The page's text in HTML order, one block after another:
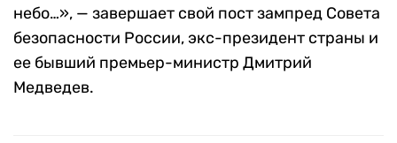
небо…», — завершает свой пост зампред Совета
безопасности России, экс-президент страны и
ее бывший премьер-министр Дмитрий
Медведев.